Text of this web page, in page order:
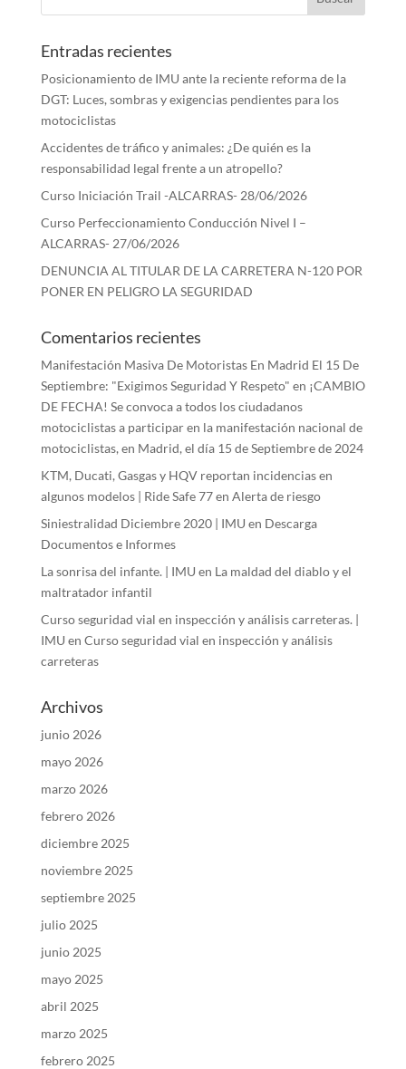
Entradas recientes
Posicionamiento de IMU ante la reciente reforma de la
DGT: Luces, sombras y exigencias pendientes para los
motociclistas
Accidentes de tráfico y animales: ¿De quién es la
responsabilidad legal frente a un atropello?
Curso Iniciación Trail -ALCARRAS- 28/06/2026
Curso Perfeccionamiento Conducción Nivel I –
ALCARRAS- 27/06/2026
DENUNCIA AL TITULAR DE LA CARRETERA N-120 POR
PONER EN PELIGRO LA SEGURIDAD
Comentarios recientes
Manifestación Masiva De Motoristas En Madrid El 15 De
Septiembre: "Exigimos Seguridad Y Respeto" en ¡CAMBIO
DE FECHA! Se convoca a todos los ciudadanos
motociclistas a participar en la manifestación nacional de
motociclistas, en Madrid, el día 15 de Septiembre de 2024
KTM, Ducati, Gasgas y HQV reportan incidencias en
algunos modelos | Ride Safe 77en Alerta de riesgo
Siniestralidad Diciembre 2020 | IMU en Descarga
Documentos e Informes
La sonrisa del infante. | IMU en La maldad del diablo y el
maltratador infantil
Curso seguridad vial en inspección y análisis carreteras. |
IMU en Curso seguridad vial en inspección y análisis
carreteras
Archivos
junio 2026
mayo 2026
marzo 2026
febrero 2026
diciembre 2025
noviembre 2025
septiembre 2025
julio 2025
junio 2025
mayo 2025
abril 2025
marzo 2025
febrero 2025